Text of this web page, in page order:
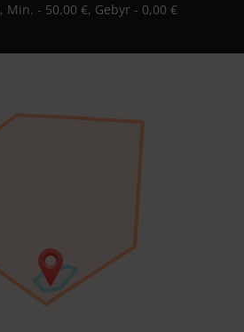
, Min. - 50,00 €, Gebyr - 0,00 €